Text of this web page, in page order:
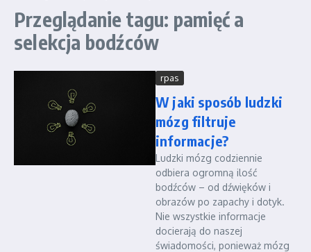
Przeglądanie tagu: pamięć a
selekcja bodźców
rpas
W jaki sposób ludzki
mózg filtruje
informacje?
Ludzki mózg codziennie
odbiera ogromną ilość
bodźców – od dźwięków i
obrazów po zapachy i dotyk.
Nie wszystkie informacje
docierają do naszej
świadomości, ponieważ mózg